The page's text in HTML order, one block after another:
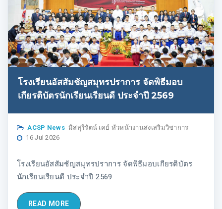
โรงเรียนอัสสัมชัญสมุทรปราการ จัดพิธีมอบ
เกียรติบัตรนักเรียนเรียนดี ประจำปี 2569
ACSP News มิสสุรีรัตน์ เคย์ หัวหน้างานส่งเสริมวิชาการ
16 Jul 2026
โรงเรียนอัสสัมชัญสมุทรปราการ จัดพิธีมอบเกียรติบัตร
นักเรียนเรียนดี ประจำปี 2569
READ MORE